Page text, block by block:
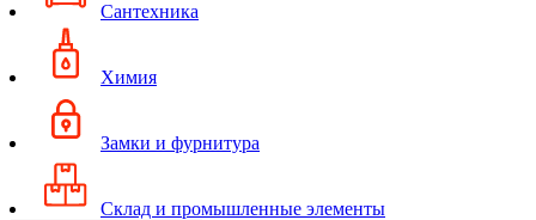
Сантехника
Химия
Замки и фурнитура
Склад и промышленные элементы